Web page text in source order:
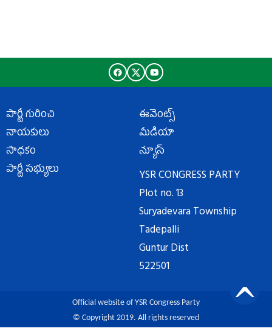
పార్టీ గురించి
నాయకులు
సాధకం
పార్టీ సభ్యులు
ఈవెంట్స్
మీడియా
న్యూస్
YSR CONGRESS PARTY
Plot no. 13
Suryadevara Township
Tadepalli
Guntur Dist
522501
Official website of YSR Congress Party
© Copyright 2019. All rights reserved